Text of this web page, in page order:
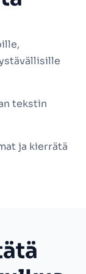
tekstin
ja kierrätä